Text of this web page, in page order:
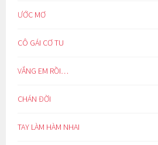
ƯỚC MƠ
CÔ GÁI CƠ TU
VẮNG EM RỒI…
CHÁN ĐỜI
TAY LÀM HÀM NHAI